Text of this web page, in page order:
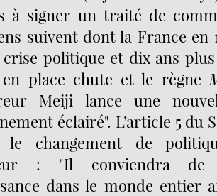
à signer un traité de
suivent dont la France en
crise politique et dix ans
en place chute et le règne
Meiji lance une
éclairé". L’article 5 du
le changement de
: "Il conviendra de
dans le monde entier